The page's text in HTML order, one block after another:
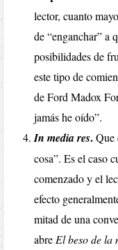
lector, cuanto
de “enganchar” a
posibilidades de
este tipo de
de Ford Madox
jamás he oído”.
In media res.Que
cosa”. Es el caso
comenzado y el
efecto
mitad de una
abre El beso de